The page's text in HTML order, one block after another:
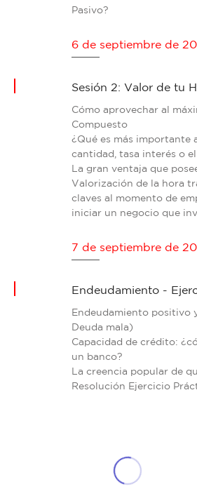
Pasivo?
6 de septiembre de
Sesión 2: Valor de tu
Cómo aprovechar al
Compuesto
¿Qué es más importante
cantidad, tasa interés o
La gran ventaja que
Valorización de la hora
claves al momento de
iniciar un negocio que
7 de septiembre de
Endeudamiento -
Endeudamiento positivo
Deuda mala)
Capacidad de crédito:
un banco?
La creencia popular de
Resolución Ejercicio